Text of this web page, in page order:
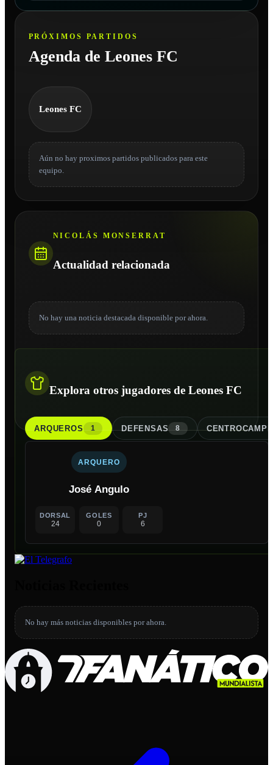
PRÓXIMOS PARTIDOS
Agenda de Leones FC
Leones FC
Aún no hay proximos partidos publicados para este
equipo.
NICOLÁS MONSERRAT
Actualidad relacionada
No hay una noticia destacada disponible por ahora.
Explora otros jugadores de Leones FC
ARQUEROS 1 DEFENSAS 8
ARQUERO
José Angulo
DORSAL
24
GOLES
0
PJ
6
No hay más noticias disponibles por ahora.